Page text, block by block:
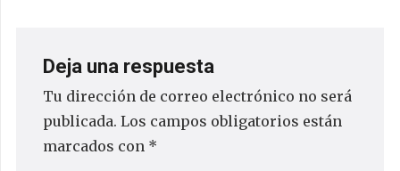
Deja una respuesta
Tu dirección de correo electrónico no será
publicada. Los campos obligatorios están
marcados con *